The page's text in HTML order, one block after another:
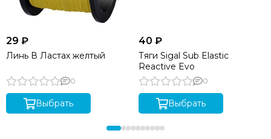
29 ₽
Линь В Ластах желтый
0
Выбрать
40 ₽
Тяги Sigal Sub Elastic
Reactive Evo
0
Выбрать